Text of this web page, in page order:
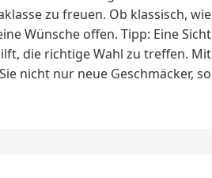
zu freuen. Ob klassisch,
Wünsche offen. Tipp: Eine
die richtige Wahl zu treffen.
nicht nur neue Geschmäcker,